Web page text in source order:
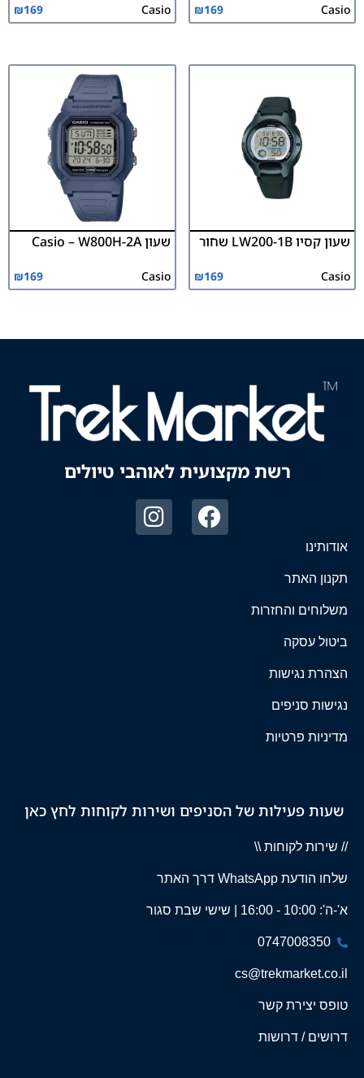
Casio
₪169
Casio
₪169
שעון קסיו LW200-1B שחור
Casio
₪169
שעון Casio – W800H-2A
Casio
₪169
רשת מקצועית לאוהבי טיולים
אודותינו
תקנון האתר
משלוחים והחזרות
ביטול עסקה
הצהרת נגישות
נגישות סניפים
מדיניות פרטיות
שעות פעילות של הסניפים ושירות לקוחות לחץ כאן
// שירות לקוחות \\
שלחו הודעת WhatsApp דרך האתר
א'-ה': 10:00 - 16:00 | שישי שבת סגור
0747008350
cs@trekmarket.co.il
טופס יצירת קשר
דרושים / דרושות